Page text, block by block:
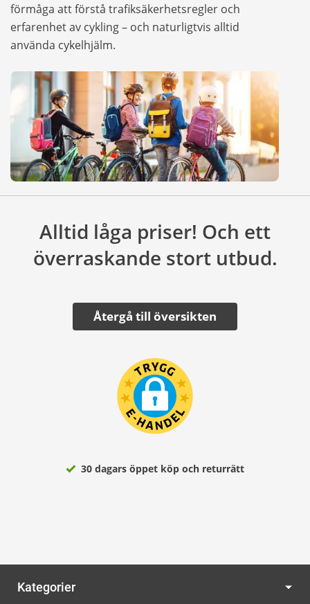
förmåga att förstå trafiksäkerhetsregler och
erfarenhet av cykling – och naturligtvis alltid
använda cykelhjälm.
Alltid låga priser! Och ett
överraskande stort utbud.
Återgå till översikten
30 dagars öppet köp och returrätt
Kategorier